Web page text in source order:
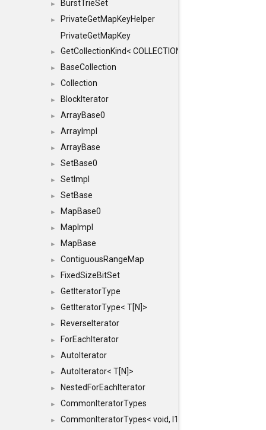
► BurstTrieSet
►
PrivateGetMapKeyHelper
PrivateGetMapKey
► GetCollectionKind< COLLECTION, typename
► BaseCollection
► Collection
► BlockIterator
► ArrayBase0
► ArrayImpl
► ArrayBase
► SetBase0
► SetImpl
► SetBase
► MapBase0
► MapImpl
► MapBase
► ContiguousRangeMap
► FixedSizeBitSet
► GetIteratorType
► GetIteratorType< T[N]>
► ReverseIterator
► ForEachIterator
► AutoIterator
► AutoIterator< T[N]>
► NestedForEachIterator
► CommonIteratorTypes
► CommonIteratorTypes< void, I1, I2 >